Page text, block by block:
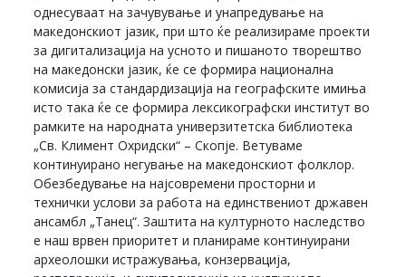
однесуваат на зачувување и унапредување на
македонскиот јазик, при што ќе реализираме проекти
за дигитализација на усното и пишаното творештво
на македонски јазик, ќе се формира национална
комисија за стандардизација на географските имиња
исто така ќе се формира лексикографски институт во
рамките на народната универзитетска библиотека
„Св. Климент Охридски“ – Скопје. Ветуваме
континуирано негување на македонскиот фолклор.
Обезбедување на најсовремени просторни и
технички услови за работа на единствениот државен
ансамбл „Танец“. Заштита на културното наследство
е наш врвен приоритет и планираме континуирани
археолошки истражувања, конзервација,